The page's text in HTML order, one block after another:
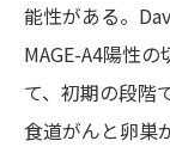
能性がある。
MAGE-A4陽性
て、初期の段階
食道がんと卵巣